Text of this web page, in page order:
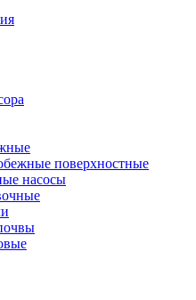
поверхностные
насосы